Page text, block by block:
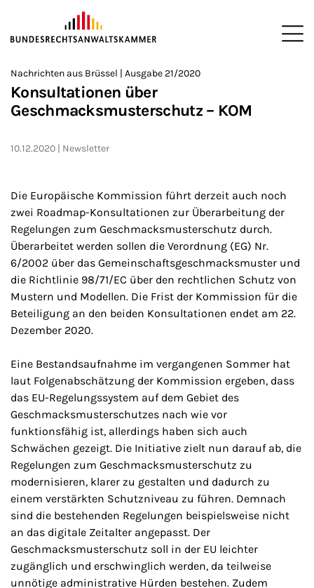
ZUM HAUPTINHALT SPRINGEN
Sie befinden sich hier:
>
Startseite
>
Newsroom
>
Newsletter
>
Nachrichten aus Brüssel
Nachrichten aus Brüssel | Ausgabe 21/2020
Konsultationen über
Geschmacksmusterschutz – KOM
10.12.2020 Newsletter
Die Europäische Kommission führt derzeit auch noch
zwei Roadmap-Konsultationen zur Überarbeitung der
Regelungen zum Geschmacksmusterschutz durch.
Überarbeitet werden sollen die Verordnung (EG) Nr.
6/2002 über das Gemeinschaftsgeschmacksmuster und
die Richtlinie 98/71/EC über den rechtlichen Schutz von
Mustern und Modellen. Die Frist der Kommission für die
Beteiligung an den beiden Konsultationen endet am 22.
Dezember 2020.
Eine Bestandsaufnahme im vergangenen Sommer hat
laut Folgenabschätzung der Kommission ergeben, dass
das EU-Regelungssystem auf dem Gebiet des
Geschmacksmusterschutzes nach wie vor
funktionsfähig ist, allerdings haben sich auch
Schwächen gezeigt. Die Initiative zielt nun darauf ab, die
Regelungen zum Geschmacksmusterschutz zu
modernisieren, klarer zu gestalten und dadurch zu
einem verstärkten Schutzniveau zu führen. Demnach
sind die bestehenden Regelungen beispielsweise nicht
an das digitale Zeitalter angepasst. Der
Geschmacksmusterschutz soll in der EU leichter
zugänglich und erschwinglich werden, da teilweise
unnötige administrative Hürden bestehen. Zudem